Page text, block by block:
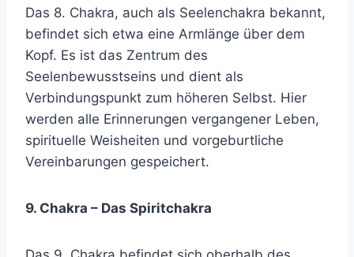
Das 8. Chakra, auch als Seelenchakra bekannt,
befindet sich etwa eine Armlänge über dem
Kopf. Es ist das Zentrum des
Seelenbewusstseins und dient als
Verbindungspunkt zum höheren Selbst. Hier
werden alle Erinnerungen vergangener Leben,
spirituelle Weisheiten und vorgeburtliche
Vereinbarungen gespeichert.
9. Chakra – Das Spiritchakra